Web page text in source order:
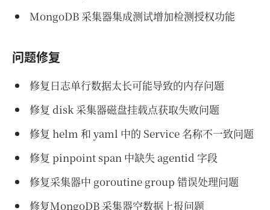
MongoDB 采集器集成测试增加检测授权功能
问题修复
修复日志单行数据太长可能导致的内存问题
修复 disk 采集器磁盘挂载点获取失败问题
修复 helm 和 yaml 中的 Service 名称不一致问题
修复 pinpoint span 中缺失 agentid 字段
修复采集器中 goroutine group 错误处理问题
修复MongoDB 采集器空数据上报问题